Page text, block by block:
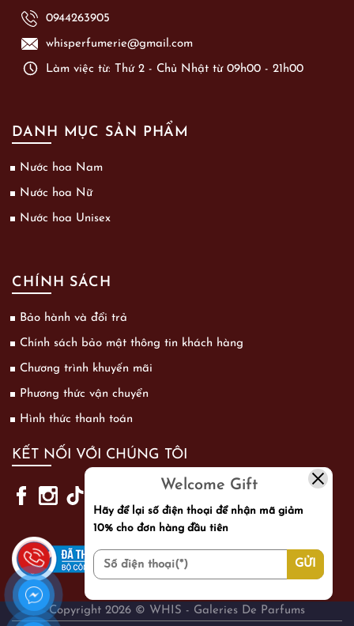
0944263905
whisperfumerie@gmail.com
Làm việc từ: Thứ 2 - Chủ Nhật từ 09h00 - 21h00
DANH MỤC SẢN PHẨM
Nước hoa Nam
Nước hoa Nữ
Nước hoa Unisex
CHÍNH SÁCH
Bảo hành và đổi trả
Chính sách bảo mật thông tin khách hàng
Chương trình khuyến mãi
Phương thức vận chuyển
Hình thức thanh toán
KẾT NỐI VỚI CHÚNG TÔI
Copyright 2026 © WHIS - Galeries De Parfums
Welcome Gift
Hãy để lại số điện thoại để nhận mã giảm
10% cho đơn hàng đầu tiên